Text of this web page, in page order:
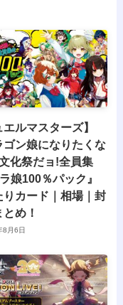
エルマスターズ】
ゴン娘になりたくな
化祭だョ!全員集
娘100％パック』
りカード｜相場｜封
め！
8月6日